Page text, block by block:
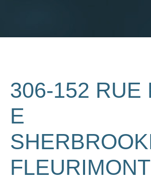
306-152 RUE
E
FLEURIMONT